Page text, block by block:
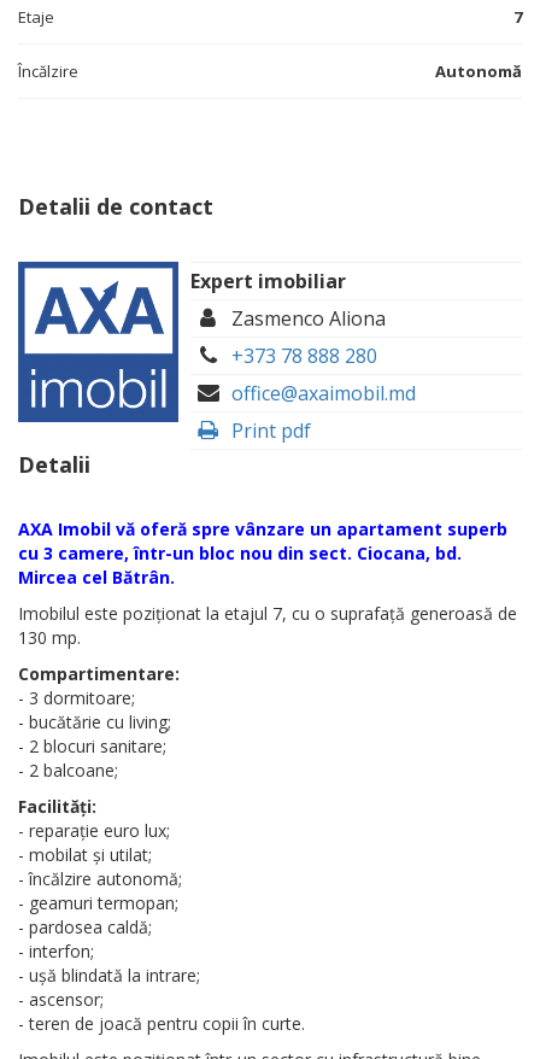
Etaje 7
Încălzire Autonomă
Detalii de contact
Expert imobiliar
Zasmenco Aliona
+373 78 888 280
office@axaimobil.md
Print pdf
Detalii
AXA Imobil vă oferă spre vânzare un apartament superb
cu 3 camere, într-un bloc nou din sect. Ciocana, bd.
Mircea cel Bătrân.
Imobilul este poziționat la etajul 7, cu o suprafață generoasă de
130 mp.
Compartimentare:
- 3 dormitoare;
- bucătărie cu living;
- 2 blocuri sanitare;
- 2 balcoane;
Facilități:
- reparație euro lux;
- mobilat și utilat;
- încălzire autonomă;
- geamuri termopan;
- pardosea caldă;
- interfon;
- ușă blindată la intrare;
- ascensor;
- teren de joacă pentru copii în curte.